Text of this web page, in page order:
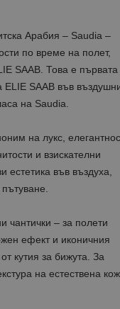
Арабия – Saudia –
по време на полет,
SAAB. Това е първата
ELIE SAAB във
на Saudia.
на лукс,
и взискателни
естетика във въздуха,
чантички – за полети
ефект и иконичния
кутия за бижута. За
на естествена